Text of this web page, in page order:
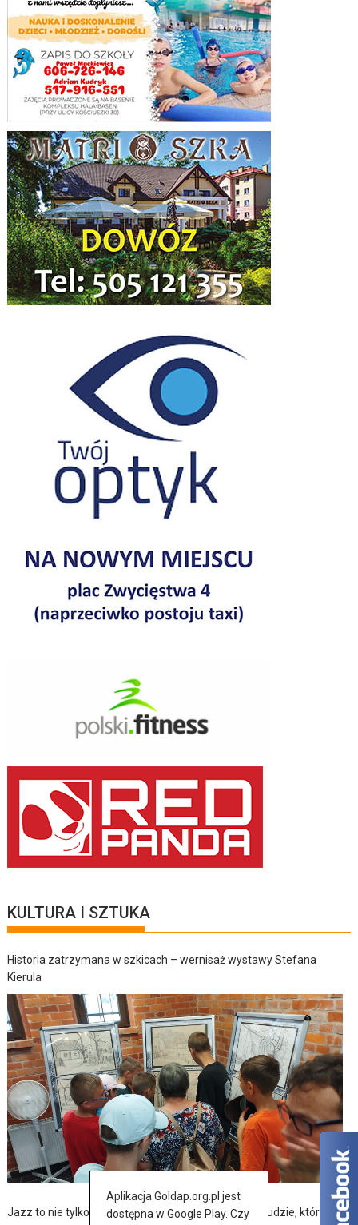
KULTURA I SZTUKA
Historia zatrzymana w szkicach – wernisaż wystawy Stefana
Kierula
Jazz to nie tylko muzyka – to także historia, pasja i ludzie, którzy ją
Aplikacja Goldap.org.pl jest
dostępna w Google Play. Czy